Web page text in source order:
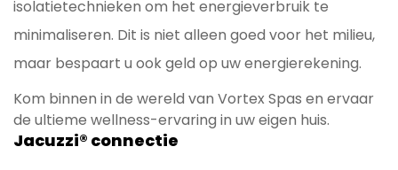
isolatietechnieken om het energieverbruik te
minimaliseren. Dit is niet alleen goed voor het milieu,
maar bespaart u ook geld op uw energierekening.
Kom binnen in de wereld van Vortex Spas en ervaar
de ultieme wellness-ervaring in uw eigen huis.
Jacuzzi® connectie